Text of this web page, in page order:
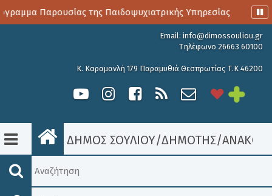
Παρουσίας της Παιδοψυχιατρικής Υπηρεσίας
Email: info@dimossouliou.gr
Τηλέφωνο 26663 60100
Κ. Καραμανλή 179 Παραμυθιά Θεσπρωτίας Τ.Κ 46200
ΔΗΜΟΣ ΣΟΥΛΙΟΥ/ΔΗΜΟΤΗΣ/